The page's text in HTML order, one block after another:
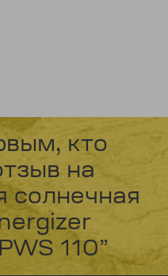
кто
на
солнечная
110”